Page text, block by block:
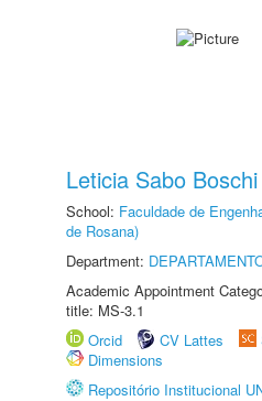
Leticia Sabo Boschi
School: Faculdade de
de Rosana)
Department:
Academic Appointment
title: MS-3.1
Orcid
CV Lattes
Dimensions
Repositório Institucional